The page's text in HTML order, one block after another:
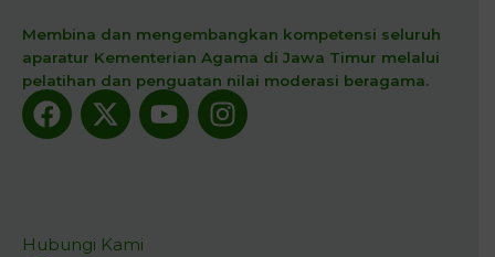
Membina dan mengembangkan kompetensi seluruh
aparatur Kementerian Agama di Jawa Timur melalui
pelatihan dan penguatan nilai moderasi beragama.
Facebook
X-
twitter
YoutubeInstagram
Hubungi Kami